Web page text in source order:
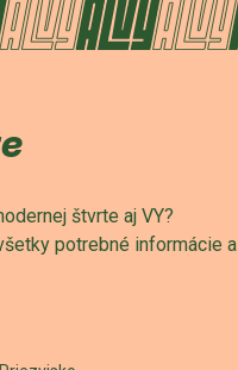
štvrte aj VY?
potrebné informácie a